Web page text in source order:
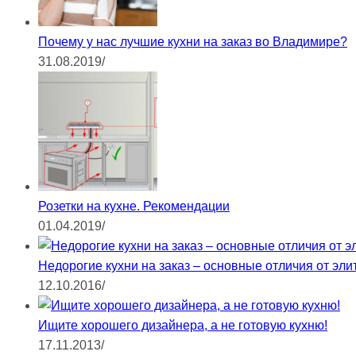
Почему у нас лучшие кухни на заказ во Владимире?
31.08.2019/
Розетки на кухне. Рекомендации
01.04.2019/
Недорогие кухни на заказ – основные отличия от
12.10.2016/
Ищите хорошего дизайнера, а не готовую кухню!
17.11.2013/